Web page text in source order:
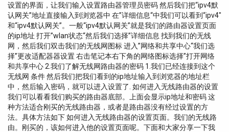
设置的界面，让我们输入设置路由器管理员密码 然后我们把“ipv4默
认网关”地址直接输入到浏览器中 在”详细信息“中我们可以看到“ipv4″
和“ipv4默认网关”。一般“ipv4默认网关”就是我们的路由器设置页面
的ip地址 打开”wlan状态“然后我们选择”详细信息 找到我们的无线
网，然后我们双击我们的无线网图标 进入”网络和共享中心“我们选
择”更改适配器器设置 右击笔记本右下角的网络图标选择”打开网络
和共享中心 2.我们了解无线网路由器的密码 1.我们已经连接到这个
无线网 条件 然后我们把我们看到的ip地址输入到浏览器的地址栏
中，然后输入密码，就可以进入设置了. 如何进入无线路由器的设置
我们可以看看我们购买的路由器底部。上面会显示ip地址和密码 这
种方法适合刚买的无线路由器，或者是路由器没有经过设置的方
法。具体方法如下 如何进入无线路由器的设置页面。我们的无线路
由。刚买的，该如何进入他的设置页面呢。下面和大家分享一下我